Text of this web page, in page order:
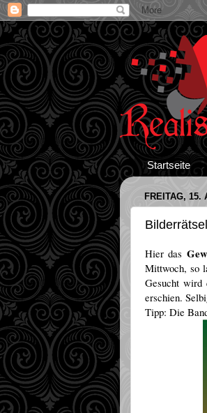
Startseite
FREITAG, 15.
Hier das
Mittwoch, so
Gesucht wird
erschien.
Tipp: Die